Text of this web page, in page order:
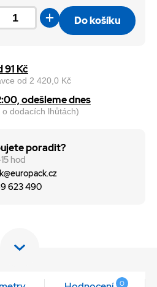
Do košíku
Kč
od 2 420,0 Kč
odešleme dnes
dodacích lhůtách)
poradit?
hod
623 490
0